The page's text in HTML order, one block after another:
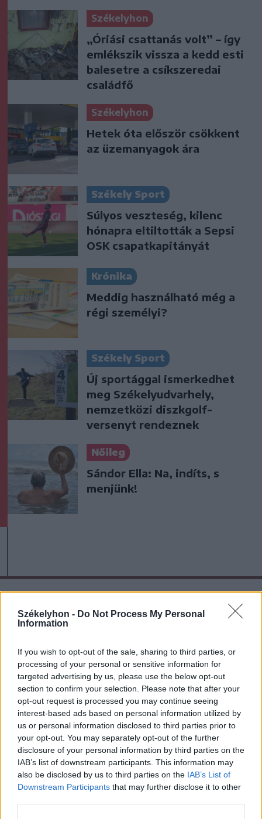
Székelyhon - Do Not Process My Personal
Information
If you wish to opt-out of the sale, sharing to third parties, or
processing of your personal or sensitive information for
targeted advertising by us, please use the below opt-out
section to confirm your selection. Please note that after your
opt-out request is processed you may continue seeing
interest-based ads based on personal information utilized by
us or personal information disclosed to third parties prior to
your opt-out. You may separately opt-out of the further
disclosure of your personal information by third parties on the
IAB’s list of downstream participants. This information may
also be disclosed by us to third parties on the IAB’s List of
Downstream Participants that may further disclose it to other
Székelyhon
„Óriási csattanás volt” – így
emlékszik vissza a kedd esti
balesetre a csíkszeredai
családfő
Székelyhon
Hetek óta először csökkent
az üzemanyagok ára
Székely Sport
Súlyos veszteség, kilenc
hónapra eltiltották a Sepsi
OSK csapatkapitányát
Krónika
Meddig használható még a
régi személyi?
Székely Sport
Új sportággal ismerkedhet
meg Székelyudvarhely,
nemzetközi diszkgolf-
versenyt rendeznek
Nőileg
Sándor Ella: Na, indíts, s
menjünk!
A rovat további cikkei